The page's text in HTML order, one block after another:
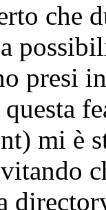
che
presi
mi è